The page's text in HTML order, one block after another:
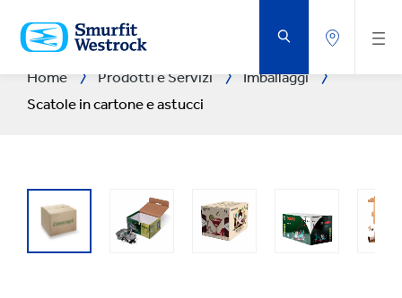
AL
CONTENUTO
PRINCIPALE
Home Prodotti e Servizi
Imballaggi
Scatole in cartone e astucci